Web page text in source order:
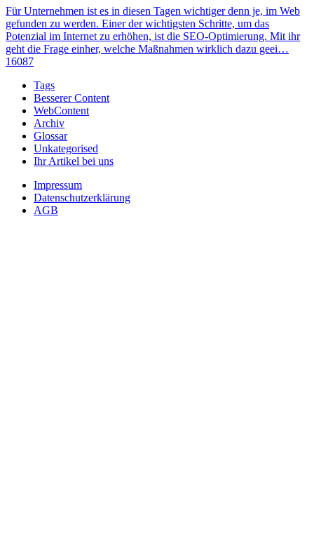
Für Unternehmen ist es in diesen Tagen wichtiger denn je, im Web
gefunden zu werden. Einer der wichtigsten Schritte, um das
Potenzial im Internet zu erhöhen, ist die SEO-Optimierung. Mit ihr
geht die Frage einher, welche Maßnahmen wirklich dazu geei…
16087
Tags
Besserer Content
WebContent
Archiv
Glossar
Unkategorised
Ihr Artikel bei uns
Impressum
Datenschutzerklärung
AGB